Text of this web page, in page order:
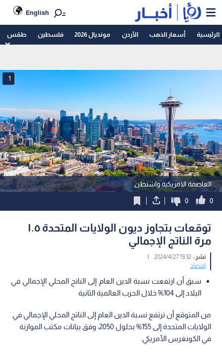
English
الرئيسية أسعار الذهب الأردن مونديال 2026 فلسطين طقس
العاصمة الامريكية واشنطن
1
0
0
توقعات بتجاوز ديون الولايات المتحدة ١.٥
مرة الناتج الإجمالي
نشر :19:32 2024/4/27
|
اقتصاد
سبق أن ارتفعت نسبة الدين العام إلى الناتج المحلي الإجمالي في
البلاد إلى 104% خلال الحرب العالمية الثانية
من المتوقع أن ترتفع نسبة الدين العام إلى الناتج المحلي الإجمالي في
الولايات المتحدة إلى 155% بحلول 2050، وفق بيانات مكتب الموازنة
في الكونغرس الأمريكي.